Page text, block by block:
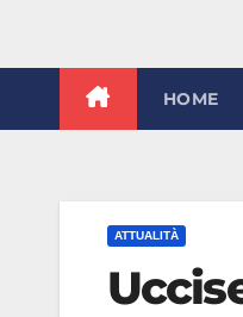
HOME
ATTUALITÀ